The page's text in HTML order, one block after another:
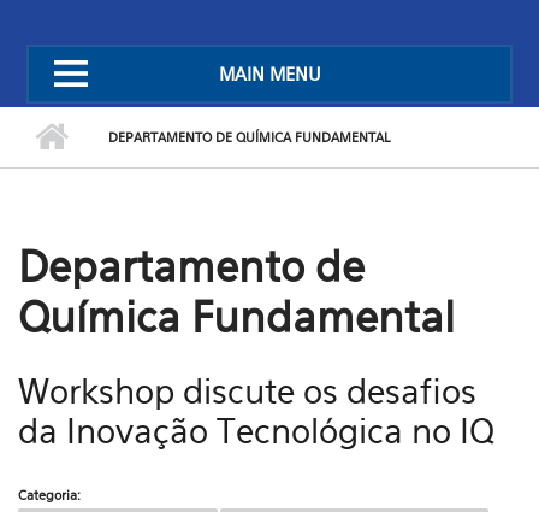
MAIN MENU
DEPARTAMENTO DE QUÍMICA FUNDAMENTAL
Departamento de
Química Fundamental
Workshop discute os desafios
da Inovação Tecnológica no IQ
Categoria: